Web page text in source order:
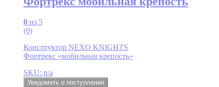
0 из 5
(0)
Конструктор NEXO KNIGHTS
Фортрекс «мобильная крепость»
SKU: n/a
Уведомить о поступлении